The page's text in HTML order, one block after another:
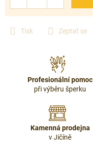
Tisk Zeptat se
Profesionální pomoc
při výběru šperku
Kamenná prodejna
v Jičíně